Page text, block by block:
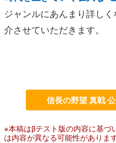
ジャンルにあんまり詳し
介させていただきます。
信長の野望 真戦
※本稿はβテスト版の内容に基づ
は内容が異なる可能性があります